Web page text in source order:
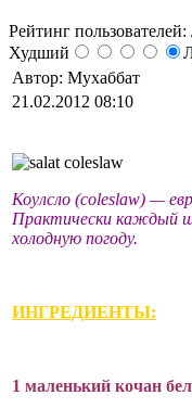
Рейтинг пользователей:
Худший
Автор: Мухаббат
21.02.2012 08:10
Коулсло (coleslaw) —
Практически каждый
холодную погоду.
ИНГРЕДИЕНТЫ:
1 маленький кочан